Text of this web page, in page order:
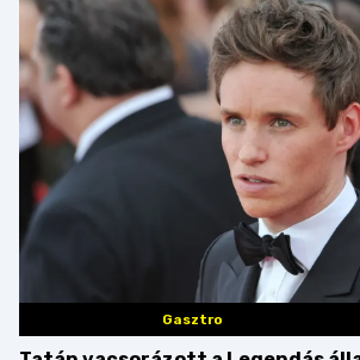
Balaton déli partját
Gasztro